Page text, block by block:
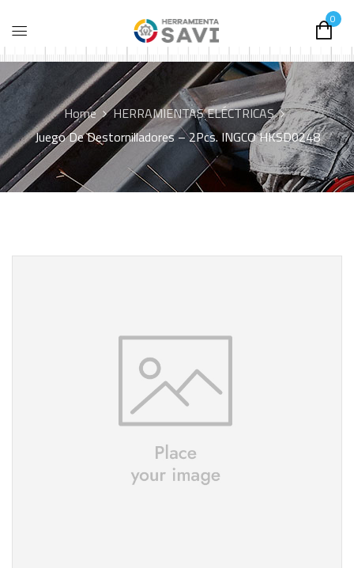
0
Home
HERRAMIENTAS ELÉCTRICAS
Juego De Destornilladores – 2Pcs. INGCO HKSD0248